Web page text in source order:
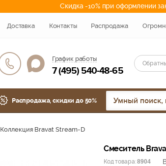
Скидка -10% при оформлении
Доставка Контакты Распродажа
График работы
7 (495) 540-48-65
Распродажа, скидки до 50%
Коллекция Bravat Stream-D
Смеситель
Код товара: 8904